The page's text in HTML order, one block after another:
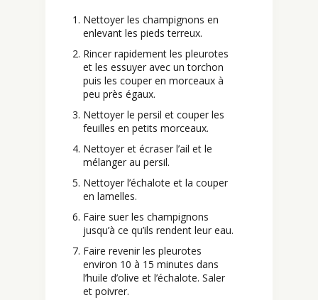
Nettoyer les champignons en
enlevant les pieds terreux.
Rincer rapidement les pleurotes
et les essuyer avec un torchon
puis les couper en morceaux à
peu près égaux.
Nettoyer le persil et couper les
feuilles en petits morceaux.
Nettoyer et écraser l’ail et le
mélanger au persil.
Nettoyer l’échalote et la couper
en lamelles.
Faire suer les champignons
jusqu’à ce qu’ils rendent leur eau.
Faire revenir les pleurotes
environ 10 à 15 minutes dans
l’huile d’olive et l’échalote. Saler
et poivrer.